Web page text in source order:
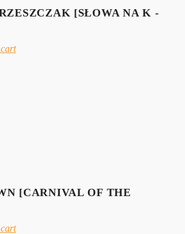
[SŁOWA NA K -
[CARNIVAL OF THE